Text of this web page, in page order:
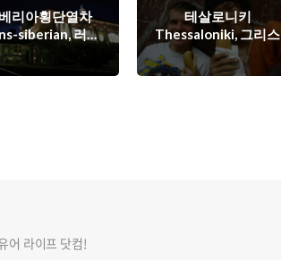
리아횡단열차
siberian, 러시
아
테살로니키
Thessaloniki, 그리스
어 라이프 닷컴!